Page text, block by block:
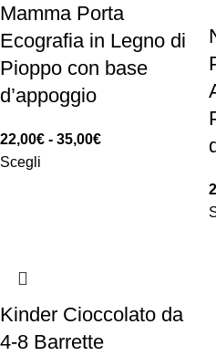
Mamma Porta
Ecografia in Legno di
Pioppo con base
d’appoggio
22,00€ - 35,00€
Scegli
Kinder Cioccolato da
4-8 Barrette